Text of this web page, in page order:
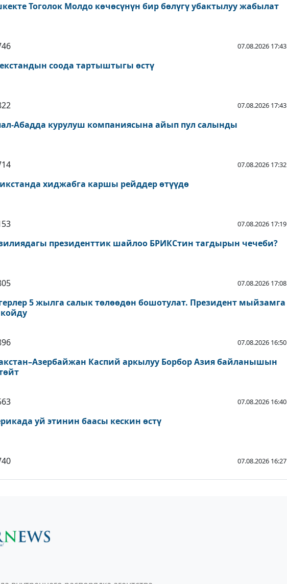
Тоголок Молдо көчөсүнүн бир бөлүгү убактылуу жабылат
07.08.2026 17:43
соода тартыштыгы өстү
07.08.2026 17:43
Абадда курулуш компаниясына айып пул салынды
07.08.2026 17:32
хиджабга каршы рейддер өтүүдө
07.08.2026 17:19
президенттик шайлоо БРИКСтин тагдырын чечеби?
07.08.2026 17:08
5 жылга салык төлөөдөн бошотулат. Президент мыйзамга
07.08.2026 16:50
Каспий аркылуу Борбор Азия байланышын
07.08.2026 16:40
уй этинин баасы кескин өстү
07.08.2026 16:27